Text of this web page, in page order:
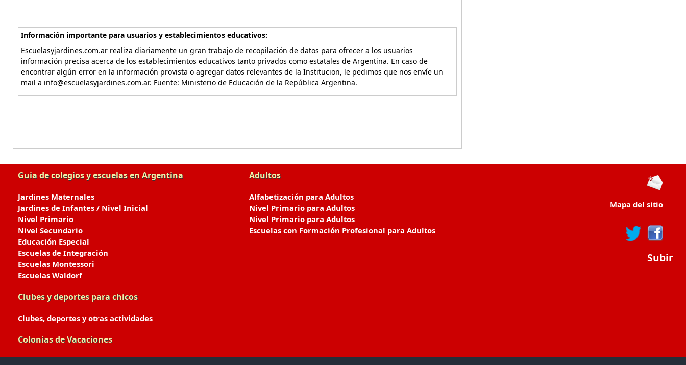
Información importante para usuarios y establecimientos educativos:
Escuelasyjardines.com.ar realiza diariamente un gran trabajo de recopilación de datos para ofrecer a los usuarios
información precisa acerca de los establecimientos educativos tanto privados como estatales de Argentina. En caso de
encontrar algún error en la información provista o agregar datos relevantes de la Institucion, le pedimos que nos envíe un
mail a info@escuelasyjardines.com.ar. Fuente: Ministerio de Educación de la República Argentina.
Guia de colegios y escuelas en Argentina
Jardines Maternales
Jardines de Infantes / Nivel Inicial
Nivel Primario
Nivel Secundario
Educación Especial
Escuelas de Integración
Escuelas Montessori
Escuelas Waldorf
Clubes y deportes para chicos
Clubes, deportes y otras actividades
Colonias de Vacaciones
Adultos
Alfabetización para Adultos
Nivel Primario para Adultos
Nivel Primario para Adultos
Escuelas con Formación Profesional para Adultos
Mapa del sitio
Subir